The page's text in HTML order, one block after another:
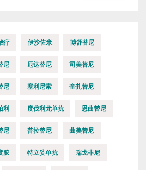
疗 伊沙佐米 博舒替尼
尼 厄达替尼 司美替尼
尼 塞利尼索 奎扎替尼
利 度伐利尤单抗 恩曲替尼
尼 普拉替尼 曲美替尼
胺 特立妥单抗 瑞戈非尼